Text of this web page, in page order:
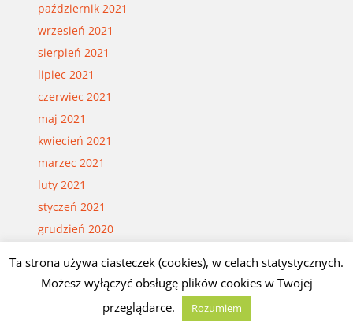
październik 2021
wrzesień 2021
sierpień 2021
lipiec 2021
czerwiec 2021
maj 2021
kwiecień 2021
marzec 2021
luty 2021
styczeń 2021
grudzień 2020
październik 2020
wrzesień 2020
sierpień 2020
Ta strona używa ciasteczek (cookies), w celach statystycznych.
Możesz wyłączyć obsługę plików cookies w Twojej
przeglądarce.
Rozumiem